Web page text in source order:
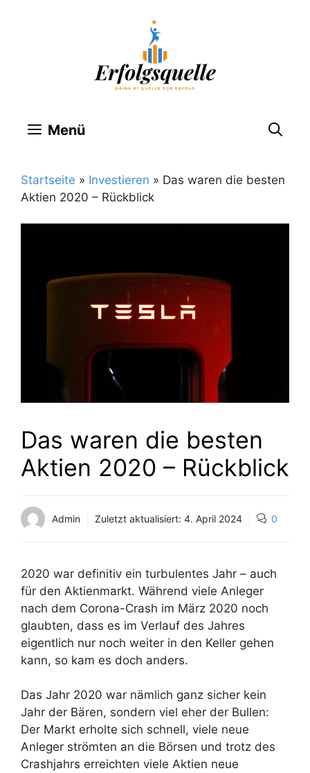
Menü
Startseite » Investieren » Das waren die besten
Aktien 2020 – Rückblick
Das waren die besten
Aktien 2020 – Rückblick
Admin Zuletzt aktualisiert: 4. April 2024 0
2020 war definitiv ein turbulentes Jahr – auch
für den Aktienmarkt. Während viele Anleger
nach dem Corona-Crash im März 2020 noch
glaubten, dass es im Verlauf des Jahres
eigentlich nur noch weiter in den Keller gehen
kann, so kam es doch anders.
Das Jahr 2020 war nämlich ganz sicher kein
Jahr der Bären, sondern viel eher der Bullen:
Der Markt erholte sich schnell, viele neue
Anleger strömten an die Börsen und trotz des
Crashjahrs erreichten viele Aktien neue